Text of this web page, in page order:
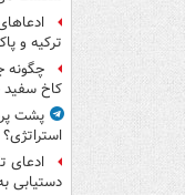
ترکیه و
چگونه
کاخ
پشت
استراتژی؟
ادعای
دستیابی